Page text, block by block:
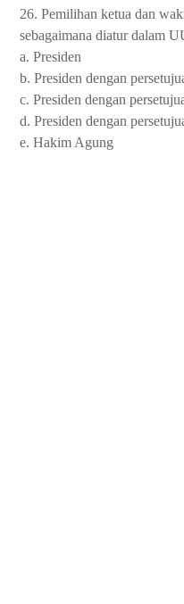
26. Pemilihan ketua dan
sebagaimana diatur dalam
a. Presiden
b. Presiden dengan
c. Presiden dengan
d. Presiden dengan
e. Hakim Agung